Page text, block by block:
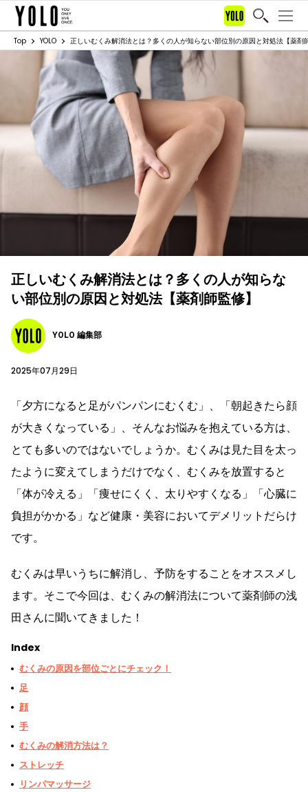
Top YOLO 正しいむくみ解消法とは？多くの人が知らない部位別の原因と対処法【薬剤
正しいむくみ解消法とは？多くの人が知らな
い部位別の原因と対処法【薬剤師監修】
YOLO 編集部
2025年07月29日
「夕方になると足がパンパンにむくむ」、「朝起きたら顔
が大きくなっている」、そんなお悩みを抱えている方は、
とても多いのではないでしょうか。むくみは見た目を太っ
たように変えてしまうだけでなく、むくみを放置すると
「体が冷える」「痩せにくく、太りやすくなる」「心臓に
負担がかかる」など健康・美容においてデメリットだらけ
です。
むくみは早いうちに解消し、予防をすることをオススメし
ます。そこで今回は、むくみの解消法について薬剤師の浅
田さんに聞いてきました！
Index
むくみの原因を部位ごとにチェック！
足
顔
手
むくみの解消方法は？
ストレッチ
リンパマッサージ